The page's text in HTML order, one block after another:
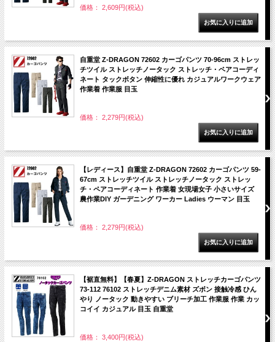
価格： 2,609円(税込)
自重堂 Z-DRAGON 72602 カーゴパンツ 70-96cm ストレッ
チツイル ストレッチノータック ストレッチ・ペアコーディ
ネート タックボタン 伸縮性に優れ カジュアルワークウェア
作業着 作業服 目玉
価格： 2,279円(税込)
【レディース】自重堂 Z-DRAGON 72602 カーゴパンツ 59-
67cm ストレッチツイル ストレッチノータック ストレッ
チ・ペアコーディネート 作業着 女現場女子 小さいサイズ
農作業DIY ガーデニング ワーカー Ladies ウーマン 目玉
価格： 2,279円(税込)
【裾直無料】【春夏】Z-DRAGON ストレッチカーゴパンツ
73-112 76102 ストレッチデニム素材 ズボン 接触冷感 ひん
やり ノータック 動きやすい ブリーチ加工 作業服 作業 カッ
コイイ カジュアル 目玉 自重堂
価格： 3,400円(税込)